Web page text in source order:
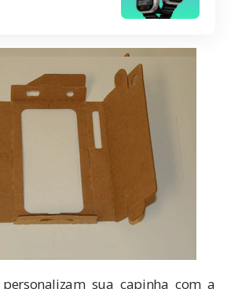
sua capinha com a